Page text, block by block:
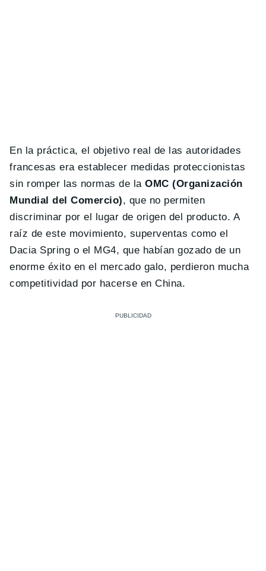
En la práctica, el objetivo real de las autoridades
francesas era establecer medidas proteccionistas
sin romper las normas de laOMC (Organización
Mundial del Comercio), que no permiten
discriminar por el lugar de origen del producto. A
raíz de este movimiento, superventas como el
Dacia Spring o el MG4, que habían gozado de un
enorme éxito en el mercado galo, perdieron mucha
competitividad por hacerse en China.